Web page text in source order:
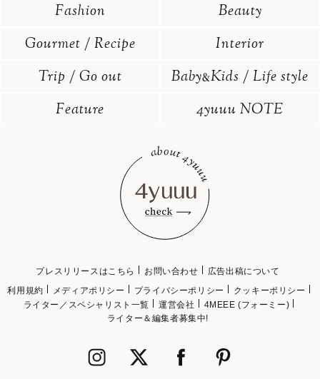
Fashion
Beauty
Gourmet / Recipe
Interior
Trip / Go out
Baby&Kids / Life style
Feature
4yuuu NOTE
プレスリリースはこちら お問い合わせ
広告出稿について
利用規約
メディアポリシー プライバシーポリシー
クッキーポリシー
ライター／スペシャリスト一覧
運営会社
4MEEE (フォーミー)
ライター＆編集者募集中!